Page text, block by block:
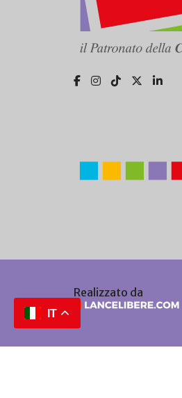
Realizzato da
IT